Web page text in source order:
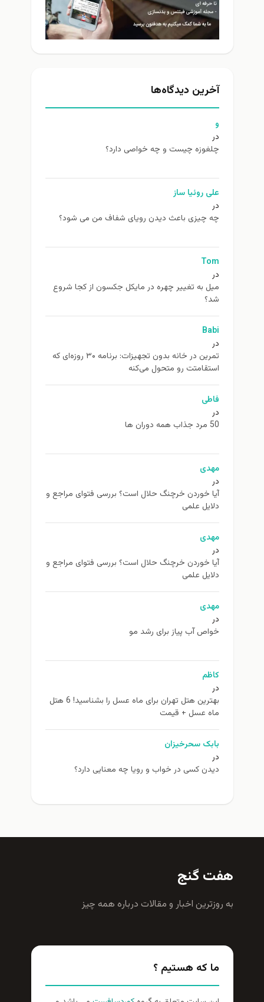
آخرین دیدگاه‌ها
و
در
چلغوزه چیست و چه خواصی دارد؟
علی روئیا ساز
در
چه چیزی باعث دیدن رویای شفاف من می شود؟
Tom
در
ميل به تغيير چهره در مایکل جکسون از كجا شروع
شد؟
Babi
در
تمرین در خانه بدون تجهیزات: برنامه ۳۰ روزه‌ای که
استقامتت رو متحول می‌کنه
فاطی
در
50 مرد جذاب همه دوران ها
مهدی
در
آیا خوردن خرچنگ حلال است؟ بررسی فتوای مراجع و
دلایل علمی
مهدی
در
آیا خوردن خرچنگ حلال است؟ بررسی فتوای مراجع و
دلایل علمی
مهدی
در
خواص آب پیاز برای رشد مو
کاظم
در
بهترین هتل تهران برای ماه عسل را بشناسید! 6 هتل
ماه عسل + قیمت
بابک سحرخیزان
در
دیدن کسی در خواب و رویا چه معنایی دارد؟
هفت گنج
به روزترين اخبار و مقالات درباره همه چيز
ما که هستیم ؟